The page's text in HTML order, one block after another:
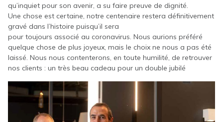
qu’inquiet pour son avenir, a su faire preuve de dignité.
Une chose est certaine, notre centenaire restera définitivement
gravé dans l’histoire puisqu’il sera
pour toujours associé au coronavirus. Nous aurions préféré
quelque chose de plus joyeux, mais le choix ne nous a pas été
laissé. Nous nous contenterons, en toute humilité, de retrouver
nos clients : un très beau cadeau pour un double jubilé